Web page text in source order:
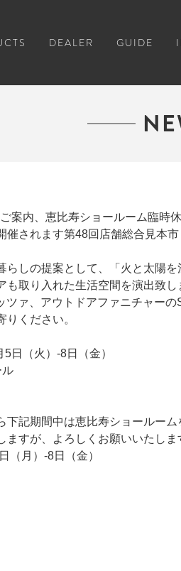
DEALER GUIDE
案内、恵比寿ショールーム臨時
催されます第48回店舗総合見本
らしの提案として、「火と太陽
も取り入れた生活空間を演出致し
ツァ、アウトドアファニチャー
りください。
日（火）-8日（金）
ル
下記期間中は恵比寿ショールーム
ますが、よろしくお願いいたしま
（月）-8日（金）